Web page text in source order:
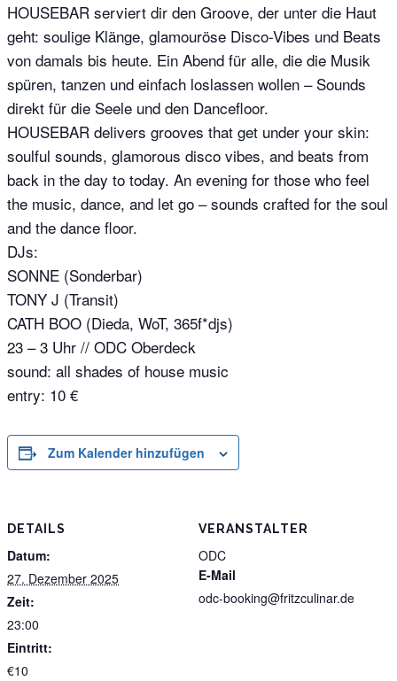
HOUSEBAR serviert dir den Groove, der unter die Haut
geht: soulige Klänge, glamouröse Disco-Vibes und Beats
von damals bis heute. Ein Abend für alle, die die Musik
spüren, tanzen und einfach loslassen wollen – Sounds
direkt für die Seele und den Dancefloor.
HOUSEBAR delivers grooves that get under your skin:
soulful sounds, glamorous disco vibes, and beats from
back in the day to today. An evening for those who feel
the music, dance, and let go – sounds crafted for the soul
and the dance floor.
DJs:
SONNE (Sonderbar)
TONY J (Transit)
CATH BOO (Dieda, WoT, 365f*djs)
23 – 3 Uhr // ODC Oberdeck
sound: all shades of house music
entry: 10 €
Zum Kalender hinzufügen
DETAILS
Datum:
27. Dezember 2025
Zeit:
23:00
Eintritt:
€10
VERANSTALTER
ODC
E-Mail
odc-booking@fritzculinar.de